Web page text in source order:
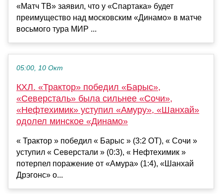
«Матч ТВ» заявил, что у «Спартака» будет
преимущество над московским «Динамо» в матче
восьмого тура МИР ...
05:00, 10 Окт
КХЛ. «Трактор» победил «Барыс»,
«Северсталь» была сильнее «Сочи»,
«Нефтехимик» уступил «Амуру», «Шанхай»
одолел минское «Динамо»
« Трактор » победил « Барыс » (3:2 ОТ), « Сочи »
уступил « Северстали » (0:3), « Нефтехимик »
потерпел поражение от «Амура» (1:4), «Шанхай
Дрэгонс» о...